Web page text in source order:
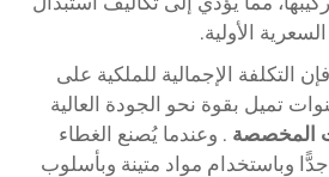
الأولية.
التكلفة الإجمالية للملكية على
تميل بقوة نحو الجودة العالية
المخصصة . وعندما يُصنع الغطاء
وباستخدام مواد متينة وبأسلوب